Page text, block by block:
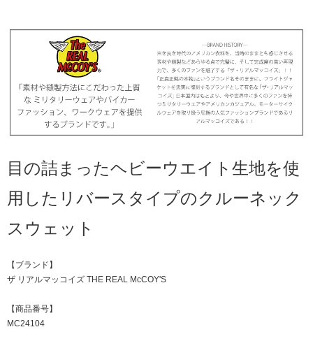
目の詰まったヘビーウエイト生地を使
用したリバースタイプのクルーネック
スウェット
【ブランド】
ザ リアルマッコイズ THE REAL McCOY'S
【商品番号】
MC24104